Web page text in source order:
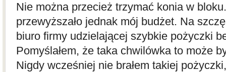
Nie można przecież trzymać konia w
przewyższało jednak mój budżet. Na
biuro firmy udzielającej szybkie pożyczki
Pomyślałem, że taka chwilówka to może
Nigdy wcześniej nie brałem takiej